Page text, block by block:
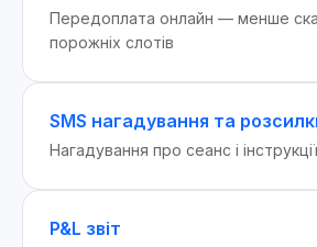
Передоплата онлайн — менше
порожніх слотів
SMS нагадування та
Нагадування про сеанс і
P&L звіт